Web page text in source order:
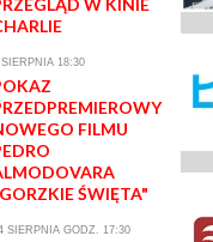
W KINIE
18:30
FILMU
ŚWIĘTA"
SIERPNIA GODZ. 17:30